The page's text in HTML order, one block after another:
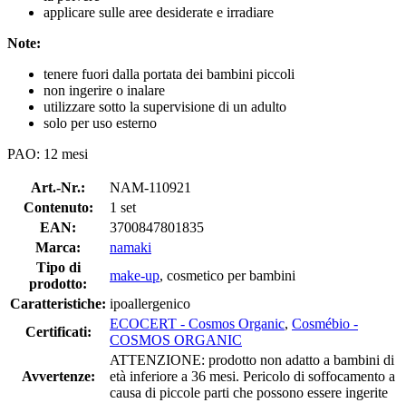
applicare sulle aree desiderate e irradiare
Note:
tenere fuori dalla portata dei bambini piccoli
non ingerire o inalare
utilizzare sotto la supervisione di un adulto
solo per uso esterno
PAO: 12 mesi
Art.-Nr.:
NAM-110921
Contenuto:
1 set
EAN:
3700847801835
Marca:
namaki
Tipo di
prodotto:
make-up, cosmetico per bambini
Caratteristiche: ipoallergenico
Certificati:
ECOCERT - Cosmos Organic, Cosmébio -
COSMOS ORGANIC
Avvertenze:
ATTENZIONE: prodotto non adatto a bambini di
età inferiore a 36 mesi. Pericolo di soffocamento a
causa di piccole parti che possono essere ingerite